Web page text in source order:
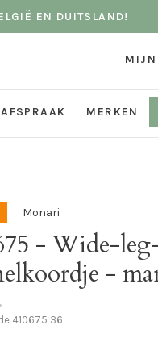
EN DUITSLAND!
MIJN
MERKEN
Monari
- Wide-
-
410675 36